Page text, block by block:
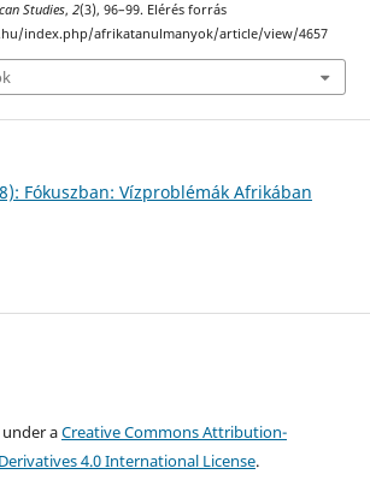
Studies, 2(3), 96–99. Elérés forrás
index.php/afrikatanulmanyok/article/view/4657
Fókuszban: Vízproblémák Afrikában
aCreative Commons Attribution-
4.0 International License.